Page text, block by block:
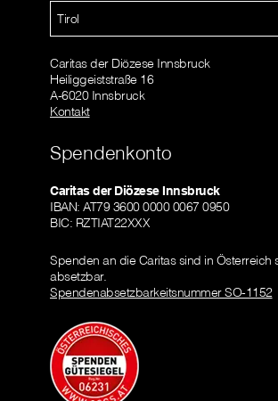
Tirol
Caritas der Diözese Innsbruck
Heiliggeiststraße 16
A-6020 Innsbruck
Kontakt
Spendenkonto
Caritas der Diözese Innsbruck
IBAN: AT79 3600 0000 0067 0950
BIC: RZTIAT22XXX
Spenden an die Caritas sind in Österreich
absetzbar.
Spendenabsetzbarkeitsnummer SO-1152